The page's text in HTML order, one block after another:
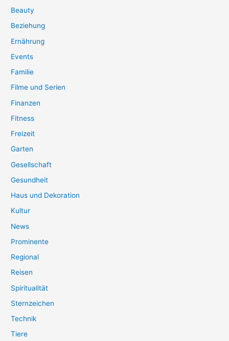
Beauty
Beziehung
Ernährung
Events
Familie
Filme und Serien
Finanzen
Fitness
Freizeit
Garten
Gesellschaft
Gesundheit
Haus und Dekoration
Kultur
News
Prominente
Regional
Reisen
Spiritualität
Sternzeichen
Technik
Tiere